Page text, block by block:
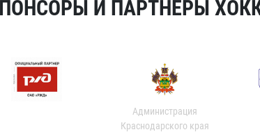
И ПАРТНЕРЫ
Администрация
Краснодарского края